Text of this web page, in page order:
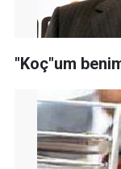
"Koç"um